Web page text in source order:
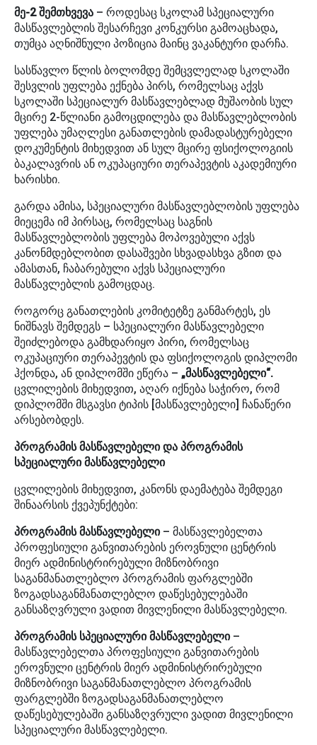
მე-2 შემთხვევა – როდესაც სკოლამ სპეციალური
მასწავლებლის შესარჩევი კონკურსი გამოაცხადა,
თუმცა აღნიშნული პოზიცია მაინც ვაკანტური დარჩა.
სასწავლო წლის ბოლომდე შემცვლელად სკოლაში
შესვლის უფლება ექნება პირს, რომელსაც აქვს
სკოლაში სპეციალურ მასწავლებლად მუშაობის სულ
მცირე 2-წლიანი გამოცდილება და მასწავლებლობის
უფლება უმაღლესი განათლების დამადასტურებელი
დოკუმენტის მიხედვით ან სულ მცირე ფსიქოლოგიის
ბაკალავრის ან ოკუპაციური თერაპევტის აკადემიური
ხარისხი.
გარდა ამისა, სპეციალური მასწავლებლობის უფლება
მიეცემა იმ პირსაც, რომელსაც საგნის
მასწავლებლობის უფლება მოპოვებული აქვს
კანონმდებლობით დასაშვები სხვადასხვა გზით და
ამასთან, ჩაბარებული აქვს სპეციალური
მასწავლებლის გამოცდაც.
როგორც განათლების კომიტეტზე განმარტეს, ეს
ნიშნავს შემდეგს – სპეციალური მასწავლებელი
შეიძლებოდა გამხდარიყო პირი, რომელსაც
ოკუპაციური თერაპევტის და ფსიქოლოგის დიპლომი
ჰქონდა, ან დიპლომში ეწერა – „მასწავლებელი“.
ცვლილების მიხედვით, აღარ იქნება საჭირო, რომ
დიპლომში მსგავსი ტიპის [მასწავლებელი] ჩანაწერი
არსებობდეს.
პროგრამის მასწავლებელი და პროგრამის
სპეციალური მასწავლებელი
ცვლილების მიხედვით, კანონს დაემატება შემდეგი
შინაარსის ქვეპუნქტები:
პროგრამის მასწავლებელი– მასწავლებელთა
პროფესიული განვითარების ეროვნული ცენტრის
მიერ ადმინისტრირებული მიზნობრივი
საგანმანათლებლო პროგრამის ფარგლებში
ზოგადსაგანმანათლებლო დაწესებულებაში
განსაზღვრული ვადით მივლენილი მასწავლებელი.
პროგრამის სპეციალური მასწავლებელი–
მასწავლებელთა პროფესიული განვითარების
ეროვნული ცენტრის მიერ ადმინისტრირებული
მიზნობრივი საგანმანათლებლო პროგრამის
ფარგლებში ზოგადსაგანმანათლებლო
დაწესებულებაში განსაზღვრული ვადით მივლენილი
სპეციალური მასწავლებელი.